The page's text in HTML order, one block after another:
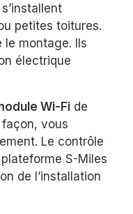
s’installent
petites toitures.
montage. Ils
électrique
Wi-Fi de
vous
Le contrôle
S-Miles
de l’installation